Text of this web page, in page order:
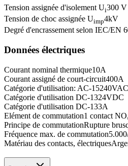
Tension assignée d'isolement Ui300 V
Tension de choc assignée Uimp4kV
Degré d'encrassement selon IEC/EN
Données électriques
Courant nominal thermique10A
Courant assigné de court-circuit400A
Catégorie d'utilisation: AC-15240VAC
Catégorie d'utilisation DC-1324VDC
Catégorie d'utilisation DC-133A
Elément de commutation1 contact
Principe de commutationRupture
Fréquence max. de commutation5.000
Matériau des contacts, électriques